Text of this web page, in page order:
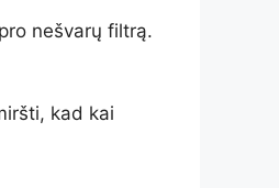
nešvarų filtrą.
kad kai